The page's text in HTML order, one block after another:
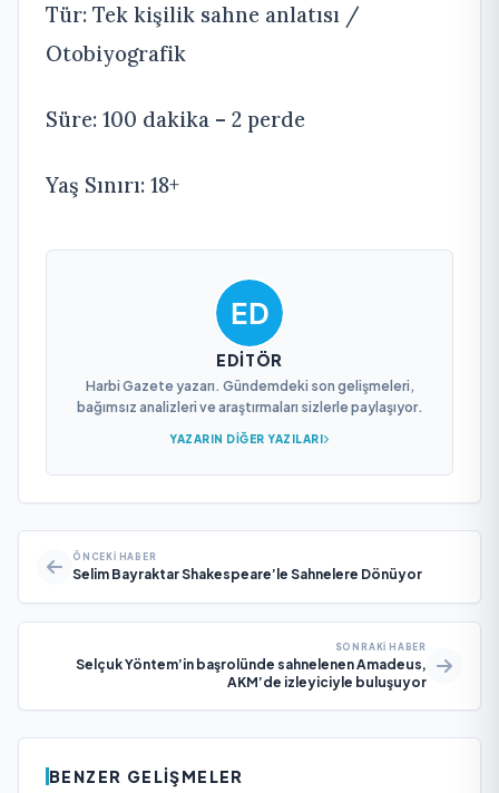
Tür: Tek kişilik sahne anlatısı /
Otobiyografik
Süre: 100 dakika – 2 perde
Yaş Sınırı: 18+
EDITÖR
Harbi Gazete yazarı. Gündemdeki son gelişmeleri,
bağımsız analizleri ve araştırmaları sizlerle paylaşıyor.
YAZARIN DIĞER YAZILARI
ÖNCEKI HABER
Selim Bayraktar Shakespeare’le Sahnelere Dönüyor
SONRAKI HABER
Selçuk Yöntem’in başrolünde sahnelenen Amadeus,
AKM’de izleyiciyle buluşuyor
BENZER GELIŞMELER